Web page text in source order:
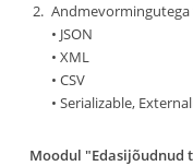
• JSON
• XML
• CSV
• Serializable,
Moodul "Edasijõudnud